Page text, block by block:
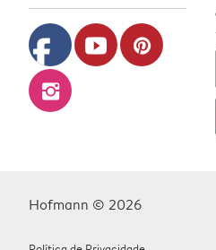
facebook youtube pinterest
instagram
Hofmann © 2026